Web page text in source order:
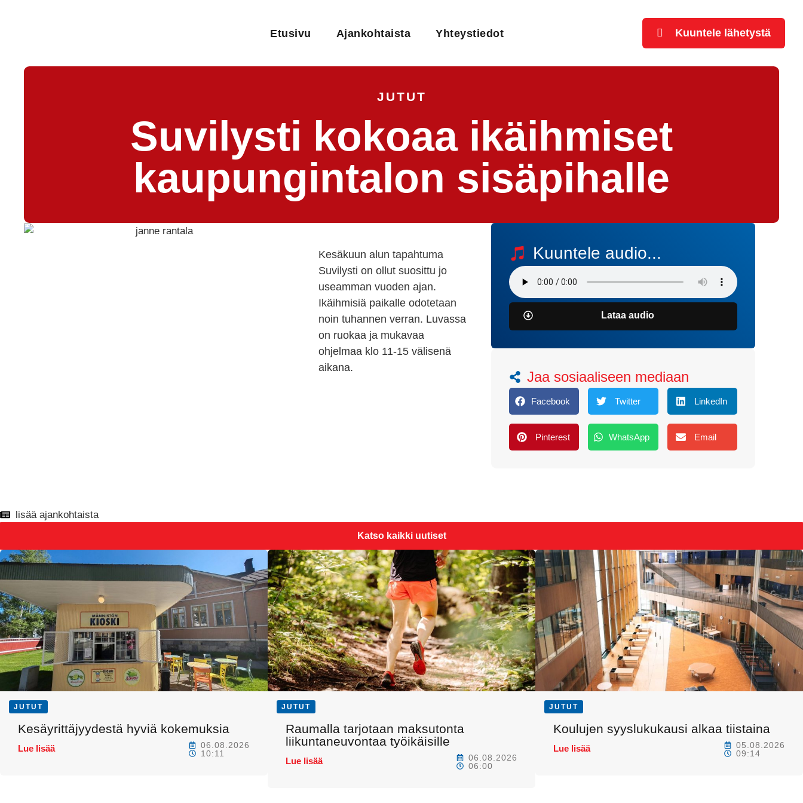
Etusivu Ajankohtaista Yhteystiedot Kuuntele lähetystä
JUTUT
Suvilysti kokoaa ikäihmiset
kaupungintalon sisäpihalle
Kesäkuun alun tapahtuma
Suvilysti on ollut suosittu jo
useamman vuoden ajan.
Ikäihmisiä paikalle odotetaan
noin tuhannen verran. Luvassa
on ruokaa ja mukavaa
ohjelmaa klo 11-15 välisenä
aikana.
Kuuntele audio...
Lataa audio
Jaa sosiaaliseen mediaan
Facebook Twitter LinkedIn
Pinterest WhatsApp Email
lisää ajankohtaista
Katso kaikki uutiset
JUTUT
Kesäyrittäjyydestä hyviä kokemuksia
Lue lisää
06.08.2026
10:11
JUTUT
Raumalla tarjotaan maksutonta
liikuntaneuvontaa työikäisille
Lue lisää
06.08.2026
06:00
JUTUT
Koulujen syyslukukausi alkaa tiistaina
Lue lisää
05.08.2026
09:14